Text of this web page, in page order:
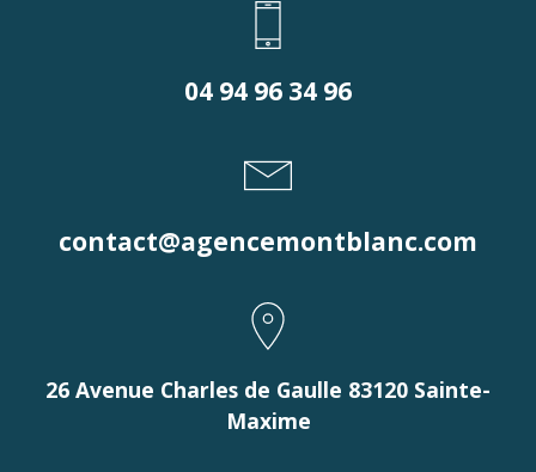
04 94 96 34 96
contact@agencemontblanc.com
26 Avenue Charles de Gaulle 83120 Sainte-
Maxime